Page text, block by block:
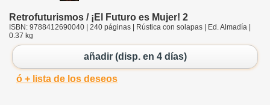
Retrofuturismos / ¡El Futuro es Mujer! 2
ISBN: 9788412690040 | 240 páginas | Rústica con solapas | Ed. Almadía |
0.37 kg
añadir (disp. en 4 días)
ó + lista de los deseos